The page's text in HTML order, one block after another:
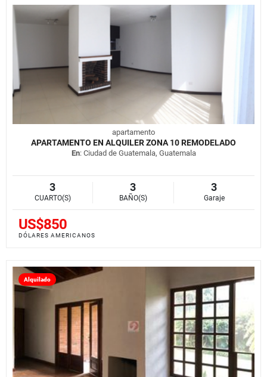
apartamento
APARTAMENTO EN ALQUILER ZONA 10 REMODELADO
En: Ciudad de Guatemala, Guatemala
3
CUARTO(S)
3
BAÑO(S)
3
Garaje
US$850
DÓLARES AMERICANOS
Alquilado